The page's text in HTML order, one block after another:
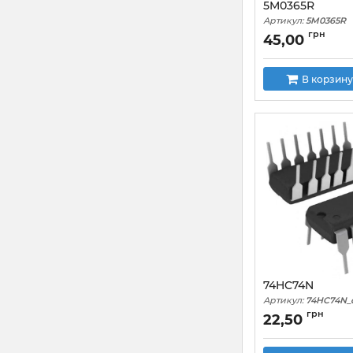
5M0365R
Артикул: 5M0365R
45,00 грн
В корзину
74HC74N
Артикул:
22,50 грн